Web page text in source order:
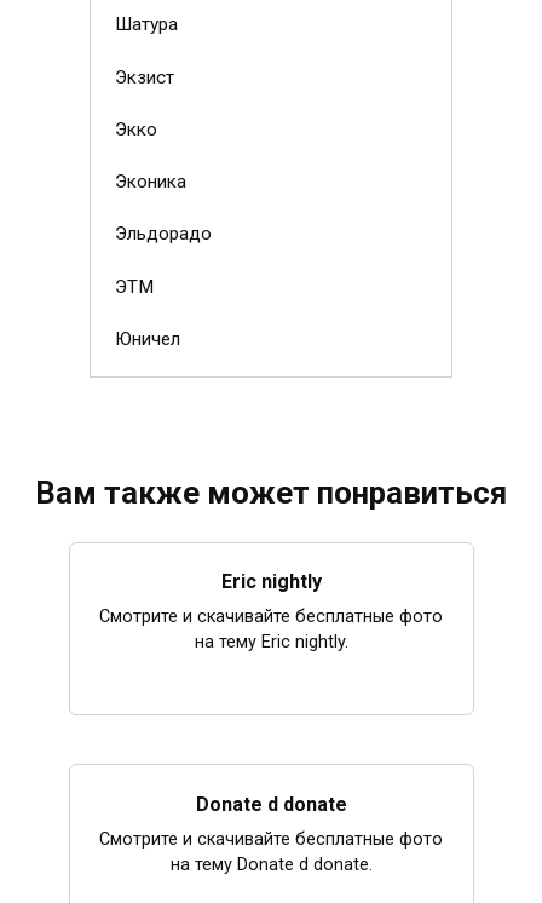
Шатура
Экзист
Экко
Эконика
Эльдорадо
ЭТМ
Юничел
Вам также может понравиться
Eric nightly
Смотрите и скачивайте бесплатные фото
на тему Eric nightly.
Donate d donate
Смотрите и скачивайте бесплатные фото
на тему Donate d donate.